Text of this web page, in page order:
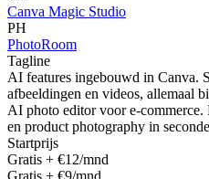
Canva Magic Studio
PH
PhotoRoom
Tagline
AI features ingebouwd in Canva.
afbeeldingen en videos, allemaal
AI photo editor voor e-
en product photography in
Startprijs
Gratis + €12/mnd
Gratis + €9/mnd